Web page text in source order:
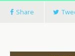
Share